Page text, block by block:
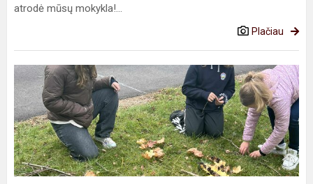
atrodė mūsų mokykla!...
Plačiau
Europos
kalbų
diena